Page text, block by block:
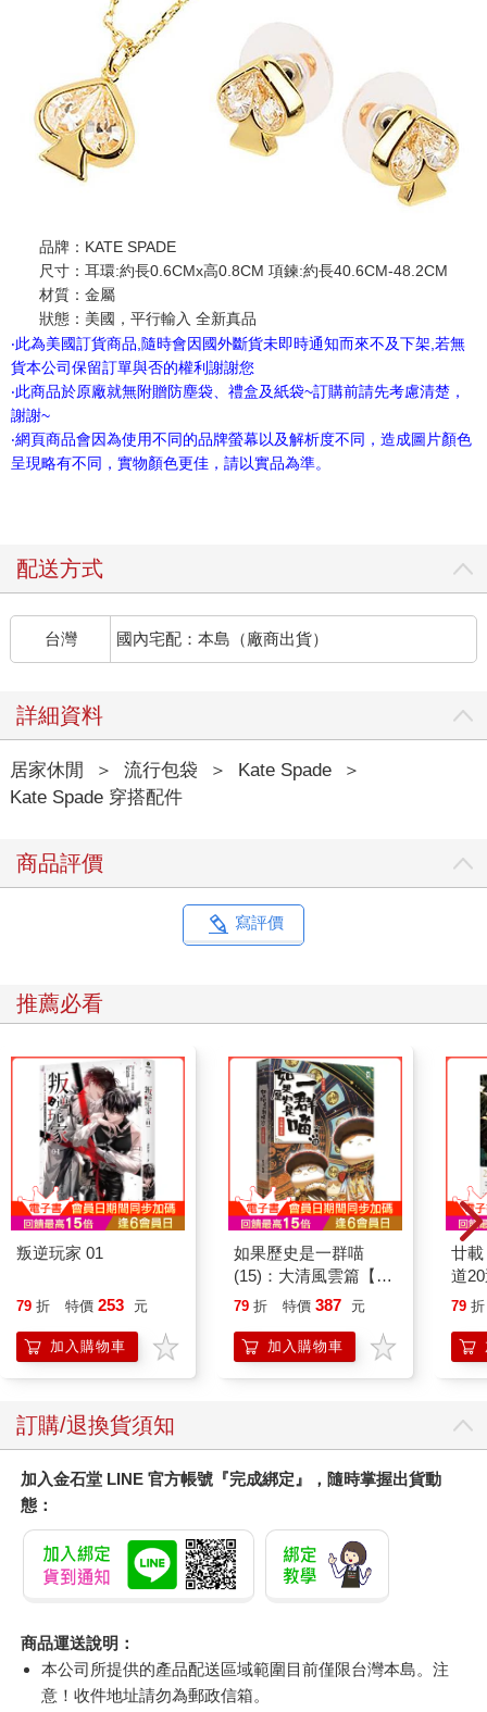
品牌：KATE SPADE
尺寸：耳環:約長0.6CMx高0.8CM 項鍊:約長40.6CM-48.2CM
材質：金屬
狀態：美國，平行輸入 全新真品
‧此為美國訂貨商品,隨時會因國外斷貨未即時通知而來不及下架,若無
貨本公司保留訂單與否的權利謝謝您
‧此商品於原廠就無附贈防塵袋、禮盒及紙袋~訂購前請先考慮清楚，
謝謝~
‧網頁商品會因為使用不同的品牌螢幕以及解析度不同，造成圖片顏色
呈現略有不同，實物顏色更佳，請以實品為準。
配送方式
台灣 國內宅配：本島（廠商出貨）
詳細資料
居家休閒 ＞ 流行包袋 ＞ Kate Spade
＞
Kate Spade 穿搭配件
商品評價
寫評價
推薦必看
叛逆玩家 01
79 折 特價 253 元
加入購物車
如果歷史是一群喵
(15)：大清風雲篇【萌
貓漫畫學歷史】
79 折 特價 387 元
加入購物車
廿
道
79 折
訂購/退換貨須知
加入金石堂 LINE 官方帳號『完成綁定』，隨時掌握出貨動
態：
商品運送說明：
本公司所提供的產品配送區域範圍目前僅限台灣本島。注
意！收件地址請勿為郵政信箱。